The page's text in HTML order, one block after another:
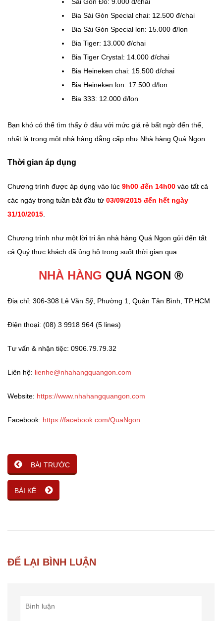
Bia Sài Gòn Special chai: 12.500 đ/chai
Bia Sài Gòn Special lon: 15.000 đ/lon
Bia Tiger: 13.000 đ/chai
Bia Tiger Crystal: 14.000 đ/chai
Bia Heineken chai: 15.500 đ/chai
Bia Heineken lon: 17.500 đ/lon
Bia 333: 12.000 đ/lon
Bạn khó có thể tìm thấy ở đâu với mức giá rẻ bất ngờ đến thế,
nhất là trong một nhà hàng đẳng cấp như Nhà hàng Quá Ngon.
Thời gian áp dụng
Chương trình được áp dụng vào lúc 9h00 đến 14h00 vào tất cả
các ngày trong tuần bắt đầu từ 03/09/2015 đến hết ngày
31/10/2015
Chương trình như một lời tri ân nhà hàng Quá Ngon gửi đến tất
cả Quý thực khách đã ủng hộ trong suốt thời gian qua.
NHÀ HÀNG QUÁ NGON ®
Địa chỉ: 306-308 Lê Văn Sỹ, Phường 1, Quận Tân Bình, TP.HCM
Điện thoại: (08) 3 9918 964 (5 lines)
Tư vấn & nhận tiệc: 0906.79.79.32
Liên hệ: lienhe@nhahangquangon.com
Website: https://www.nhahangquangon.com
Facebook: https://facebook.com/QuaNgon
BÀI TRƯỚC
BÀI KẾ
ĐỂ LẠI BÌNH LUẬN